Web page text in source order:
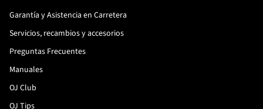
Garantía y Asistencia en Carretera
Servicios, recambios y accesorios
Preguntas Frecuentes
Manuales
OJ Club
OJ Tips